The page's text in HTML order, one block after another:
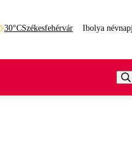
30°CSzékesfehérvár Ibolya